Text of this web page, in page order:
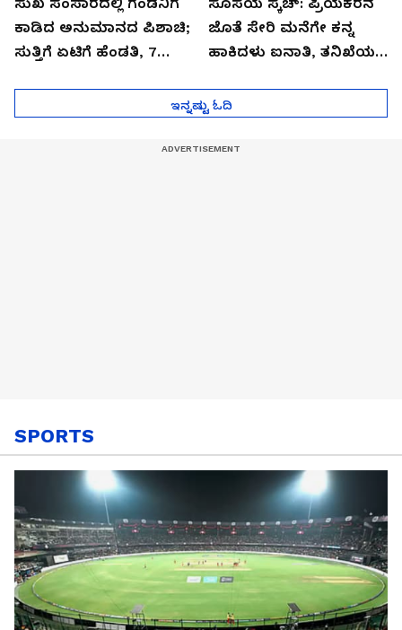
ಕಾಡಿದ ಅನುಮಾನದ ಪಿಶಾಚಿ;
ಸುತ್ತಿಗೆ ಏಟಿಗೆ ಹೆಂಡತಿ, 7
ಜೊತೆ ಸೇರಿ ಮನೆಗೇ ಕನ್ನ
ಹಾಕಿದಳು ಐನಾತಿ, ತನಿಖೆಯಲ್ಲಿ
ಇನ್ನಷ್ಟು ಓದಿ
SPORTS